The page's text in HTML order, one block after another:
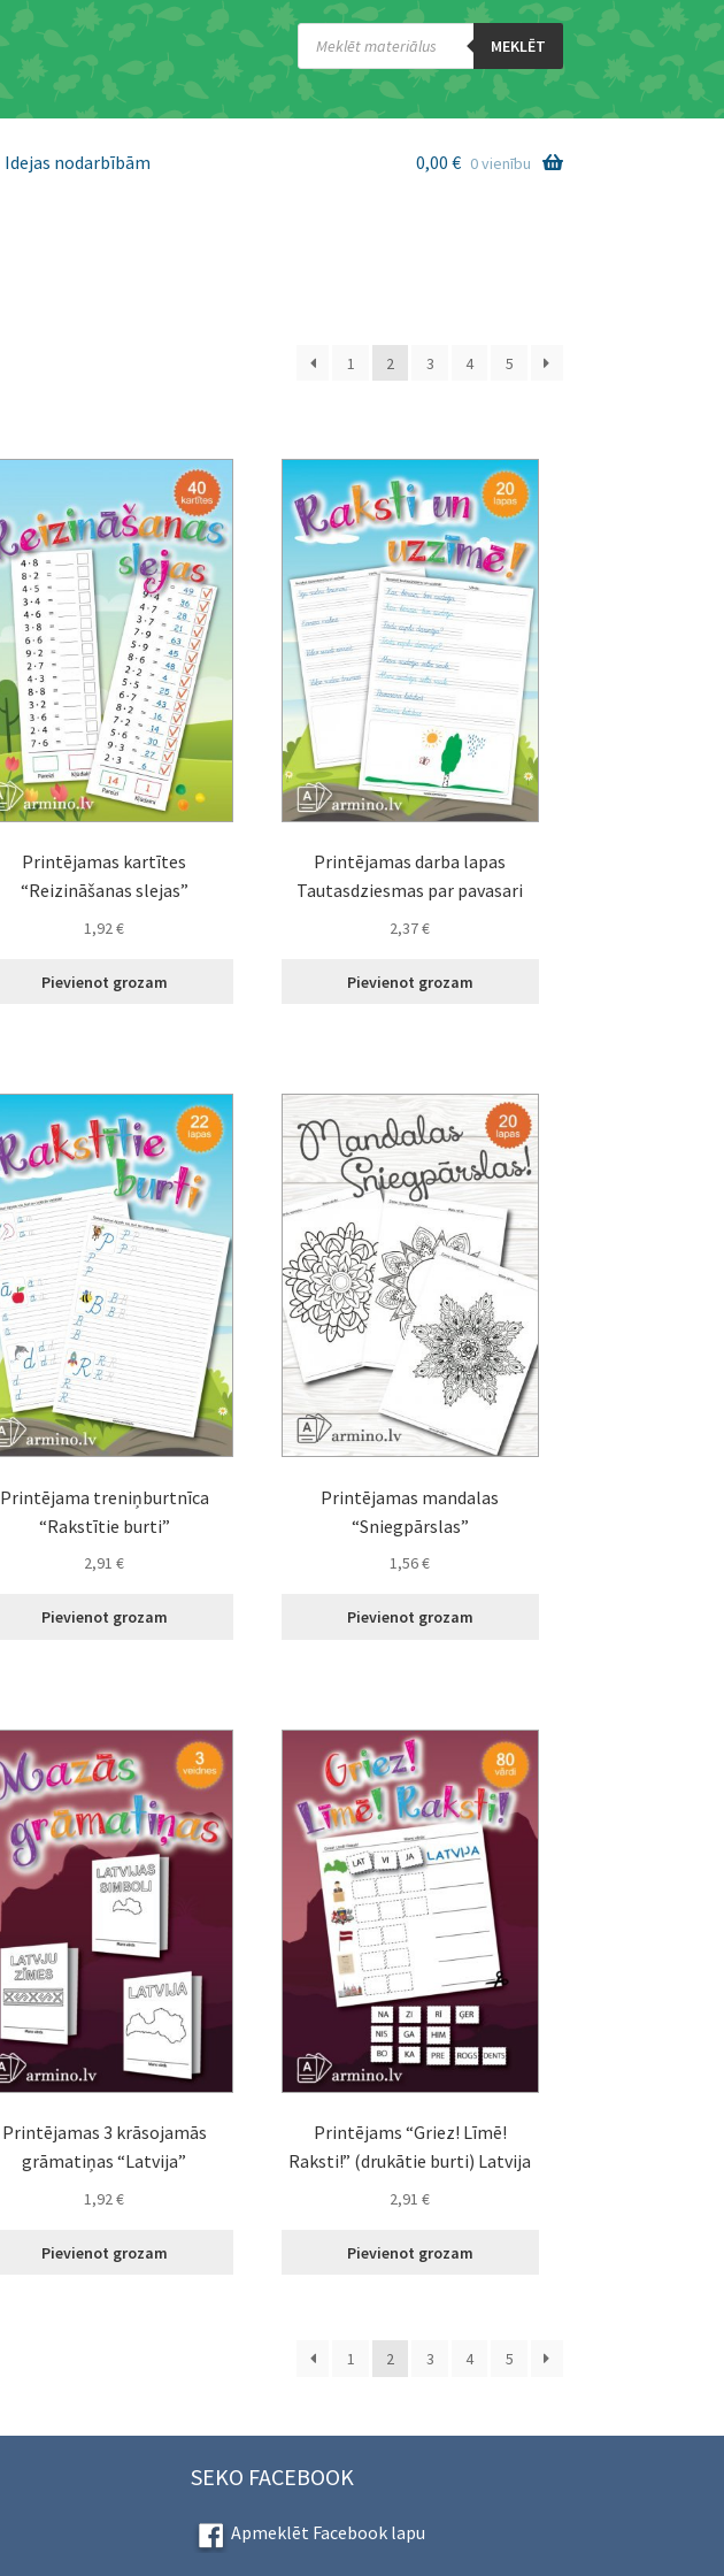
Products
search MEKLĒT
Idejas nodarbībām 0,00 € 0 vienību
1 2 3 4 5
Printējamas kartītes
“Reizināšanas slejas”
1,92€
Pievienot grozam
Printējamas darba lapas
Tautasdziesmas par pavasari
2,37€
Pievienot grozam
Printējama treniņburtnīca
“Rakstītie burti”
2,91€
Pievienot grozam
Printējamas mandalas
“Sniegpārslas”
1,56€
Pievienot grozam
Printējamas 3 krāsojamās
grāmatiņas “Latvija”
1,92€
Pievienot grozam
Printējams “Griez! Līmē!
Raksti!” (drukātie burti) Latvija
2,91€
Pievienot grozam
1 2 3 4 5
SEKO FACEBOOK
Apmeklēt Facebook lapu